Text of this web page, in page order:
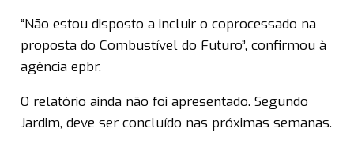
“Não estou disposto a incluir o coprocessado na
proposta do Combustível do Futuro”, confirmou à
agência epbr.
O relatório ainda não foi apresentado. Segundo
Jardim, deve ser concluído nas próximas semanas.